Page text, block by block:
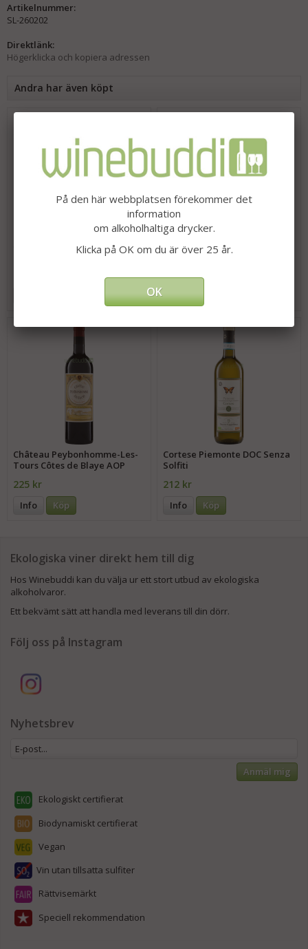
Artikelnummer:
SL-260202
Direktlänk:
Högerklicka och kopiera adressen
Andra har även köpt
Fransk Sommarmix
1 899 kr
Info Köp
Château Peybonhomme-Les-
Tours Côtes de Blaye AOP
225 kr
Info Köp
Cortese Piemonte DOC Senza
Solfiti
212 kr
Info Köp
Ekologiska viner direkt hem till dig
Hos Winebuddi kan du välja ur ett stort utbud av ekologiska
alkoholvaror.
Ett bekvämt sätt att handla med leverans till din dörr.
Följ oss på Instagram
Nyhetsbrev
Anmäl mig
Ekologiskt certifierat
Biodynamiskt certifierat
Vegan
Vin utan tillsatta sulfiter
Rättvisemärkt
Speciell rekommendation
På den här webbplatsen förekommer det
information
om alkoholhaltiga drycker.
Klicka på OK om du är över 25 år.
OK